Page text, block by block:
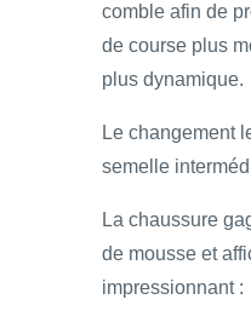
comble afin de
de course plus
plus dynamique.
Le changement
semelle
La chaussure
de mousse et
impressionnant :